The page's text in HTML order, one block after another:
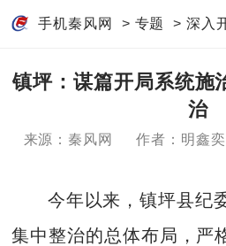
手机秦风网 > 专题 > 深入
镇坪：谋篇开局系统施
治
来源：秦风网 作者：明鑫奕
今年以来，镇坪县纪
集中整治的总体布局，严